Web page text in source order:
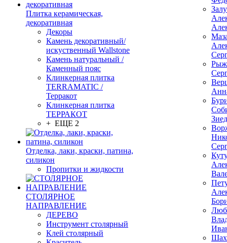
Плитка керамическая,
декоративная
Декоры
Камень декоративный/
искуственный Wallstone
Камень натуральный /
Каменный пояс
Клинкерная плитка
TERRAMATIC /
Терракот
Клинкерная плитка
ТЕРРАКОТ
+ ЕЩЕ 2
Отделка, лаки, краски, патина,
силикон
Пропитки и жидкости
СТОЛЯРНОЕ
НАПРАВЛЕНИЕ
ДЕРЕВО
Инструмент столярный
Клей столярный